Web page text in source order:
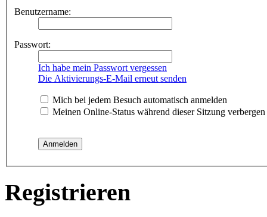
Benutzername:
Passwort:
Ich habe mein Passwort vergessen
Die Aktivierungs-E-Mail erneut senden
Mich bei jedem Besuch automatisch anmelden
Meinen Online-Status während dieser Sitzung verbergen
Registrieren